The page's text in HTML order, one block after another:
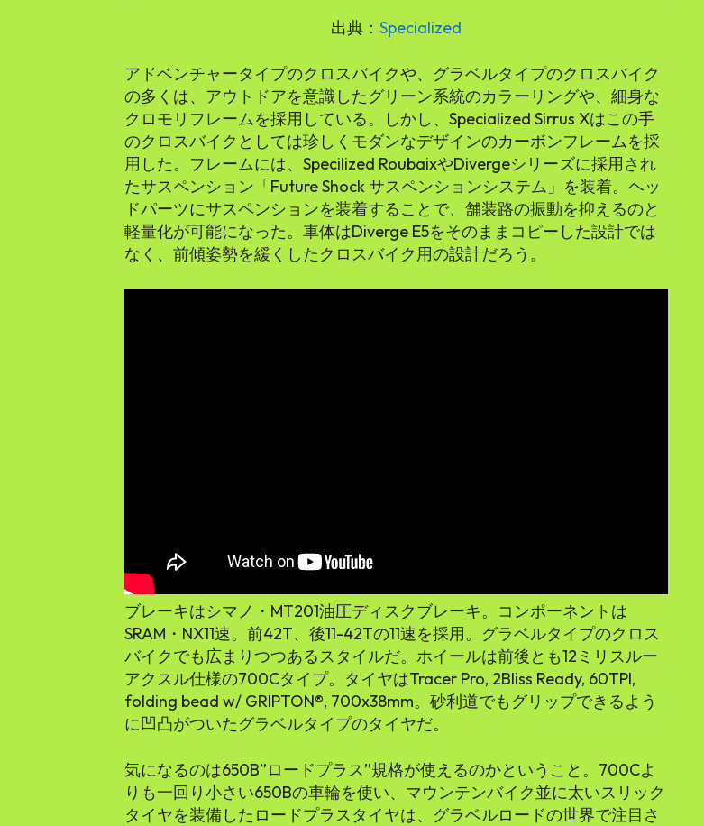
出典： Specialized
アドベンチャータイプのクロスバイクや、グラベルタイプのクロスバイク
の多くは、アウトドアを意識したグリーン系統のカラーリングや、細身な
クロモリフレームを採用している。しかし、Specialized Sirrus Xはこの手
のクロスバイクとしては珍しくモダンなデザインのカーボンフレームを採
用した。フレームには、Specilized RoubaixやDivergeシリーズに採用され
たサスペンション「Future Shock サスペンションシステム」を装着。ヘッ
ドパーツにサスペンションを装着することで、舗装路の振動を抑えるのと
軽量化が可能になった。車体はDiverge E5をそのままコピーした設計では
なく、前傾姿勢を緩くしたクロスバイク用の設計だろう。
ブレーキはシマノ・MT201油圧ディスクブレーキ。コンポーネントは
SRAM・NX11速。前42T、後11-42Tの11速を採用。グラベルタイプのクロス
バイクでも広まりつつあるスタイルだ。ホイールは前後とも12ミリスルー
アクスル仕様の700Cタイプ。タイヤはTracer Pro, 2Bliss Ready, 60TPI,
folding bead w/ GRIPTON®, 700x38mm。砂利道でもグリップできるよう
に凹凸がついたグラベルタイプのタイヤだ。
気になるのは650B”ロードプラス”規格が使えるのかということ。700Cよ
りも一回り小さい650Bの車輪を使い、マウンテンバイク並に太いスリック
タイヤを装備したロードプラスタイヤは、グラベルロードの世界で注目さ